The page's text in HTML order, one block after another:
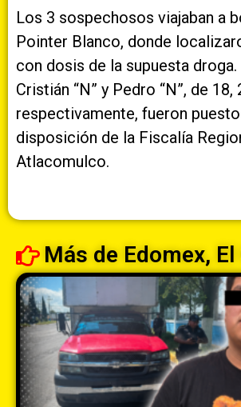
Los 3 sospechosos viajaban a
Pointer Blanco, donde
con dosis de la supuesta droga.
Cristián “N” y Pedro “N”, de 18,
respectivamente, fueron
disposición de la Fiscalía
Atlacomulco.
Más de Edomex,